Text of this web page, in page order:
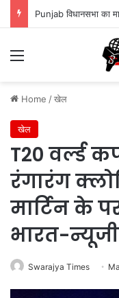
Menu
Home /खेल
खेल
T20 वर्ल्ड
रंगारंग
मार्टिन के
भारत-
Swarajya Times